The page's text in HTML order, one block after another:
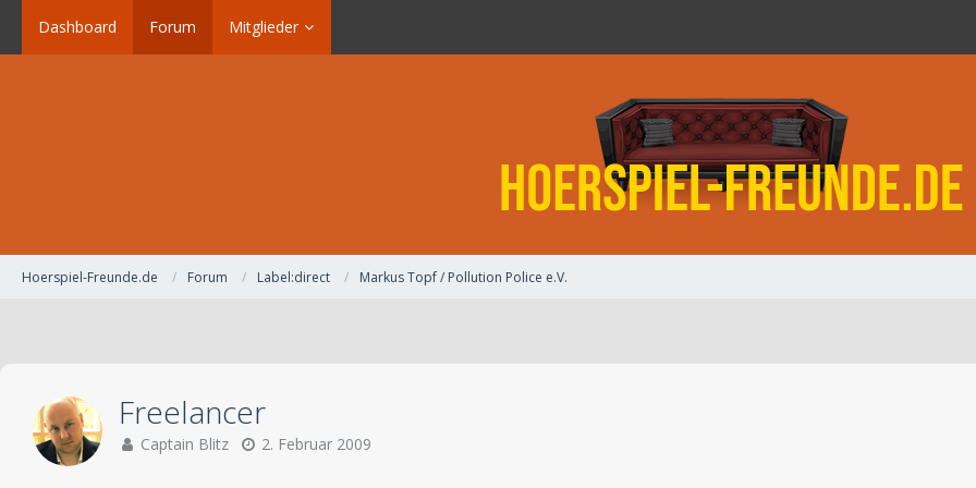
Dashboard Forum Mitglieder
Hoerspiel-Freunde.de Forum Label:direct Markus Topf / Pollution Police e.V.
Freelancer
Captain Blitz 2. Februar 2009